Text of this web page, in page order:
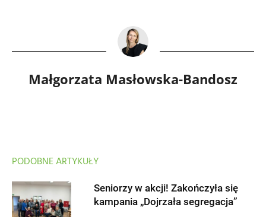
Małgorzata Masłowska-Bandosz
PODOBNE ARTYKUŁY
Seniorzy w akcji! Zakończyła się
kampania „Dojrzała segregacja”